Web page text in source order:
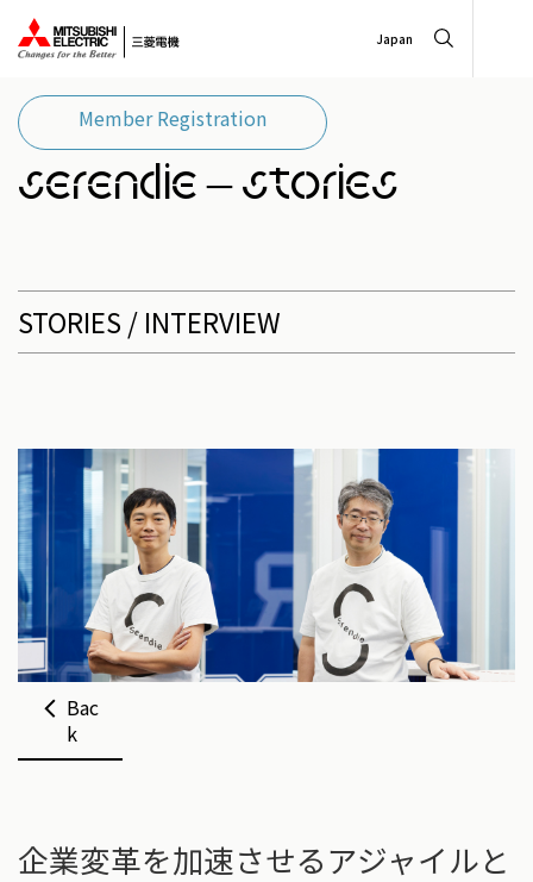
Japan
Member Registration
SERENDIE – stories
STORIES / INTERVIEW
Bac
k
企業変革を加速させるアジャイルと